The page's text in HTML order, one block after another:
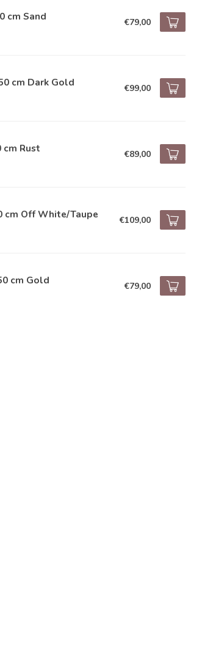
cm Sand €79,00
cm Dark Gold €99,00
Rust €89,00
cm Off White/Taupe €109,00
cm Gold €79,00